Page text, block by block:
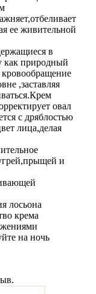
ее живительной
в
как природный
,заставляя
овал
с дряблостью
лица,делая
и
лосьона
крема
на ночь